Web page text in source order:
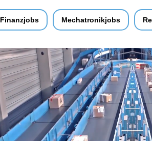
Finanzjobs Mechatronikjobs